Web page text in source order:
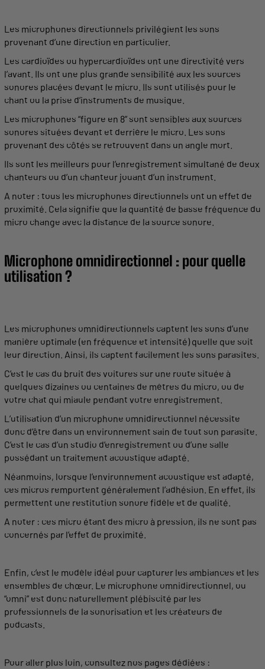
Les microphones directionnels privilégient les sons
provenant d’une direction en particulier.
Les cardioïdes ou hypercardioïdes ont une directivité vers
l’avant. Ils ont une plus grande sensibilité aux les sources
sonores placées devant le micro. Ils sont utilisés pour le
chant ou la prise d’instruments de musique.
Les microphones “figure en 8” sont sensibles aux sources
sonores situées devant et derrière le micro. Les sons
provenant des côtés se retrouvent dans un angle mort.
Ils sont les meilleurs pour l’enregistrement simultané de deux
chanteurs ou d’un chanteur jouant d’un instrument.
A noter : tous les microphones directionnels ont un effet de
proximité. Cela signifie que la quantité de basse fréquence du
micro change avec la distance de la source sonore.
Microphone omnidirectionnel : pour quelle
utilisation ?
Les microphones omnidirectionnels captent les sons d’une
manière optimale (en fréquence et intensité) quelle que soit
leur direction. Ainsi, ils captent facilement les sons parasites.
C’est le cas du bruit des voitures sur une route située à
quelques dizaines ou centaines de mètres du micro, ou de
votre chat qui miaule pendant votre enregistrement.
L’utilisation d’un microphone omnidirectionnel nécessite
donc d’être dans un environnement sain de tout son parasite.
C’est le cas d’un studio d’enregistrement ou d’une salle
possédant un traitement acoustique adapté.
Néanmoins, lorsque l’environnement acoustique est adapté,
ces micros remportent généralement l’adhésion. En effet, ils
permettent une restitution sonore fidèle et de qualité.
A noter : ces micro étant des micro à pression, ils ne sont pas
concernés par l’effet de proximité.
Enfin, c’est le modèle idéal pour capturer les ambiances et les
ensembles de chœur. Le microphone omnidirectionnel, ou
“omni” est donc naturellement plébiscité par les
professionnels de la sonorisation et les créateurs de
podcasts.
Pour aller plus loin, consultez nos pages dédiées :